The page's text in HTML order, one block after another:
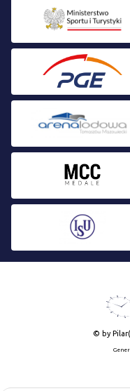
© by